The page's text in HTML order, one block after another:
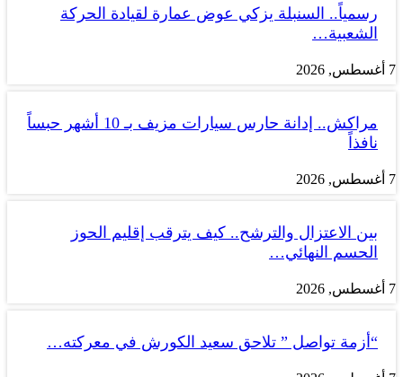
رسمياً.. السنبلة يزكي عوض عمارة لقيادة الحركة
الشعبية…
7 أغسطس, 2026
مراكش.. إدانة حارس سيارات مزيف بـ 10 أشهر حبساً
نافذاً
7 أغسطس, 2026
بين الاعتزال والترشح.. كيف يترقب إقليم الحوز
الحسم النهائي…
7 أغسطس, 2026
“أزمة تواصل ” تلاحق سعيد الكورش في معركته…